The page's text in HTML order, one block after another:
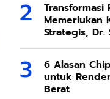
Transformasi
Memerlukan
Strategis, Dr.
Memenuhi
6 Alasan
untuk
Berat